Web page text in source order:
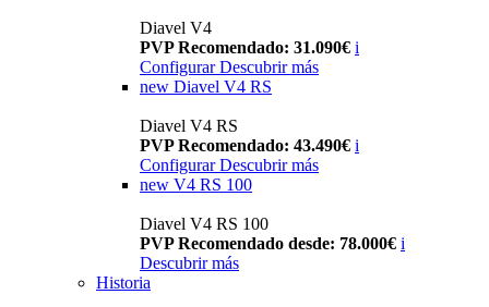
Diavel V4
PVP Recomendado: 31.090€ i
Configurar Descubrir más
new Diavel V4 RS
Diavel V4 RS
PVP Recomendado: 43.490€ i
Configurar Descubrir más
new V4 RS 100
Diavel V4 RS 100
PVP Recomendado desde: 78.000€ i
Descubrir más
Historia